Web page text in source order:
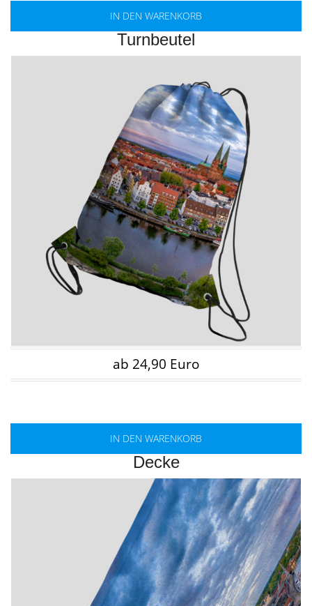
IN DEN WARENKORB
Turnbeutel
ab 24,90 Euro
IN DEN WARENKORB
Decke